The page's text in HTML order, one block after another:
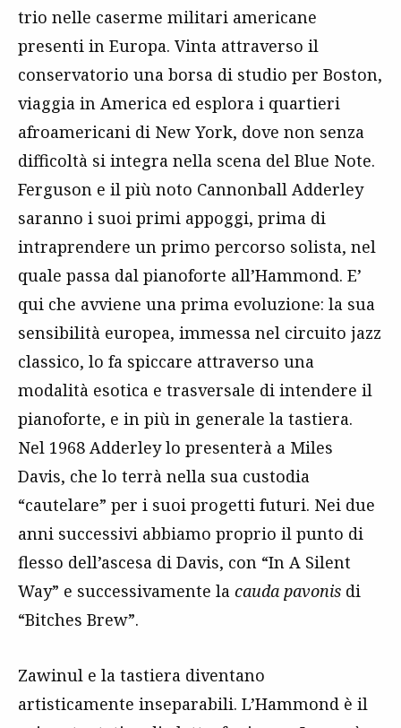
trio nelle caserme militari americane
presenti in Europa. Vinta attraverso il
conservatorio una borsa di studio per Boston,
viaggia in America ed esplora i quartieri
afroamericani di New York, dove non senza
difficoltà si integra nella scena del Blue Note.
Ferguson e il più noto Cannonball Adderley
saranno i suoi primi appoggi, prima di
intraprendere un primo percorso solista, nel
quale passa dal pianoforte all’Hammond. E’
qui che avviene una prima evoluzione: la sua
sensibilità europea, immessa nel circuito jazz
classico, lo fa spiccare attraverso una
modalità esotica e trasversale di intendere il
pianoforte, e in più in generale la tastiera.
Nel 1968 Adderley lo presenterà a Miles
Davis, che lo terrà nella sua custodia
“cautelare” per i suoi progetti futuri. Nei due
anni successivi abbiamo proprio il punto di
flesso dell’ascesa di Davis, con “In A Silent
Way” e successivamente la cauda pavonis di
“Bitches Brew”.
Zawinul e la tastiera diventano
artisticamente inseparabili. L’Hammond è il